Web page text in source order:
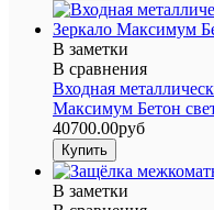
В заметки
В сравнения
Входная
Максимум Бетон
40700.00руб
В заметки